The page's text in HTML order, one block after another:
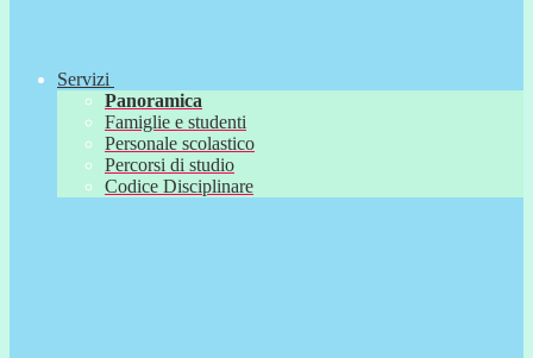
Servizi
Panoramica
Famiglie e studenti
Personale scolastico
Percorsi di studio
Codice Disciplinare